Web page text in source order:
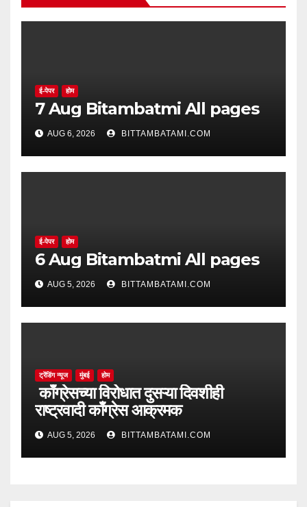
ई-पेपर होम
7 Aug Bitambatmi All pages
AUG 6, 2026 BITTAMBATAMI.COM
ई-पेपर होम
6 Aug Bitambatmi All pages
AUG 5, 2026 BITTAMBATAMI.COM
ट्रेंडिंग न्यूज मुंबई होम
काँग्रेसच्या विरोधात दुसऱ्या दिवशीही
राष्ट्रवादी काँग्रेस आक्रमक
AUG 5, 2026 BITTAMBATAMI.COM